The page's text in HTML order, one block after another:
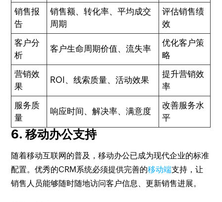
销售报
告
销售额、转化率、平均成交
周期
评估销售绩
效
客户分
析
客户生命周期价值、流失率
优化客户策
略
营销效
果
ROI、线索质量、活动效果
提升营销效
率
服务质
量
响应时间、解决率、满意度
改善服务水
平
6. 移动办公支持
随着移动互联网的普及，移动办公已成为现代企业的标准
配置。优秀的CRM系统必须提供完善的移动端支持，让
销售人员能够随时随地访问客户信息、更新销售进展。